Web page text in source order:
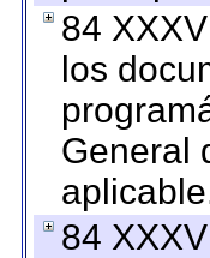
84
los
General
84